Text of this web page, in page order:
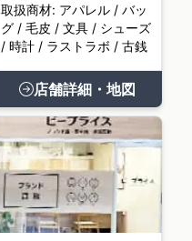
取扱商材: アパレル / バッ
グ / 毛皮 / 文具 / シューズ
/ 時計 / ラストラボ / 古銭
店舗詳細・地図